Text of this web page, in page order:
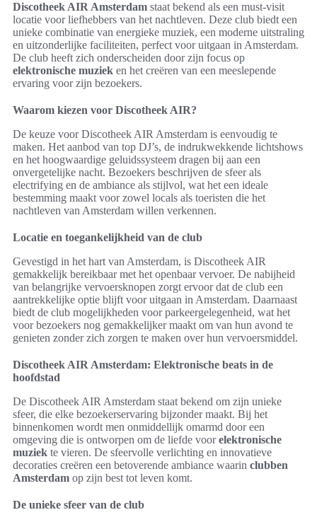
Discotheek AIR Amsterdam staat bekend als een must-visit
locatie voor liefhebbers van het nachtleven. Deze club biedt een
unieke combinatie van energieke muziek, een moderne uitstraling
en uitzonderlijke faciliteiten, perfect voor uitgaan in Amsterdam.
De club heeft zich onderscheiden door zijn focus op
elektronische muziek en het creëren van een meeslepende
ervaring voor zijn bezoekers.
Waarom kiezen voor Discotheek AIR?
De keuze voor Discotheek AIR Amsterdam is eenvoudig te
maken. Het aanbod van top DJ’s, de indrukwekkende lichtshows
en het hoogwaardige geluidssysteem dragen bij aan een
onvergetelijke nacht. Bezoekers beschrijven de sfeer als
electrifying en de ambiance als stijlvol, wat het een ideale
bestemming maakt voor zowel locals als toeristen die het
nachtleven van Amsterdam willen verkennen.
Locatie en toegankelijkheid van de club
Gevestigd in het hart van Amsterdam, is Discotheek AIR
gemakkelijk bereikbaar met het openbaar vervoer. De nabijheid
van belangrijke vervoersknopen zorgt ervoor dat de club een
aantrekkelijke optie blijft voor uitgaan in Amsterdam. Daarnaast
biedt de club mogelijkheden voor parkeergelegenheid, wat het
voor bezoekers nog gemakkelijker maakt om van hun avond te
genieten zonder zich zorgen te maken over hun vervoersmiddel.
Discotheek AIR Amsterdam: Elektronische beats in de
hoofdstad
De Discotheek AIR Amsterdam staat bekend om zijn unieke
sfeer, die elke bezoekerservaring bijzonder maakt. Bij het
binnenkomen wordt men onmiddellijk omarmd door een
omgeving die is ontworpen om de liefde voorelektronische
muziek te vieren. De sfeervolle verlichting en innovatieve
decoraties creëren een betoverende ambiance waarin clubben
Amsterdam op zijn best tot leven komt.
De unieke sfeer van de club